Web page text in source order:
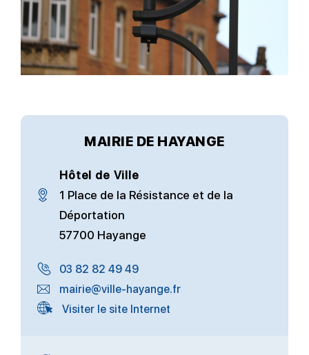
MAIRIE DE HAYANGE
Hôtel de Ville
1 Place de la Résistance et de la
Déportation
57700 Hayange
03 82 82 49 49
mairie@ville-hayange.fr
Visiter le site Internet